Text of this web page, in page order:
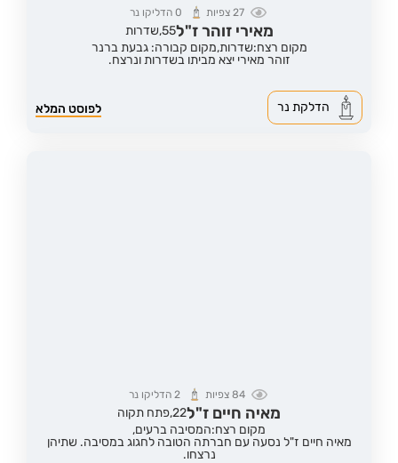
27צפיות 0 הדליקו נר
מאירי זוהר ז"ל55, שדרות
מקום רצח:שדרות,מקום קבורה: גבעת ברנר
זוהר מאירי יצא מביתו בשדרות ונרצח.
לפוסט המלא הדלקת נר
84 צפיות 2הדליקו נר
מאיה חיים ז"ל22,פתח תקוה
מקום רצח:המסיבה ברעים,
מאיה חיים ז"ל נסעה עם חברתה הטובה לחגוג במסיבה. שתיהן
נרצחו.